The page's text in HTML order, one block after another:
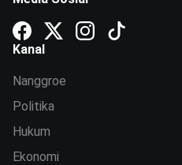
Kanal
Nanggroe
Politika
Hukum
Ekonomi